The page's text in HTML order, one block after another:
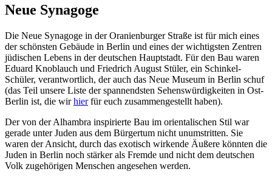
Neue Synagoge
Die Neue Synagoge in der Oranienburger Straße ist für mich eines
der schönsten Gebäude in Berlin und eines der wichtigsten Zentren
jüdischen Lebens in der deutschen Hauptstadt. Für den Bau waren
Eduard Knoblauch und Friedrich August Stüler, ein Schinkel-
Schüler, verantwortlich, der auch das Neue Museum in Berlin schuf
(das Teil unsere Liste der spannendsten Sehenswürdigkeiten in Ost-
Berlin ist, die wirhierfür euch zusammengestellt haben).
Der von der Alhambra inspirierte Bau im orientalischen Stil war
gerade unter Juden aus dem Bürgertum nicht unumstritten. Sie
waren der Ansicht, durch das exotisch wirkende Äußere könnten die
Juden in Berlin noch stärker als Fremde und nicht dem deutschen
Volk zugehörigen Menschen angesehen werden.